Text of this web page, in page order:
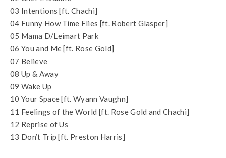
03 Intentions [ft. Chachi]
04 Funny How Time Flies [ft. Robert Glasper]
05 Mama D/Leimart Park
06 You and Me [ft. Rose Gold]
07 Believe
08 Up & Away
09 Wake Up
10 Your Space [ft. Wyann Vaughn]
11 Feelings of the World [ft. Rose Gold and Chachi]
12 Reprise of Us
13 Don’t Trip [ft. Preston Harris]